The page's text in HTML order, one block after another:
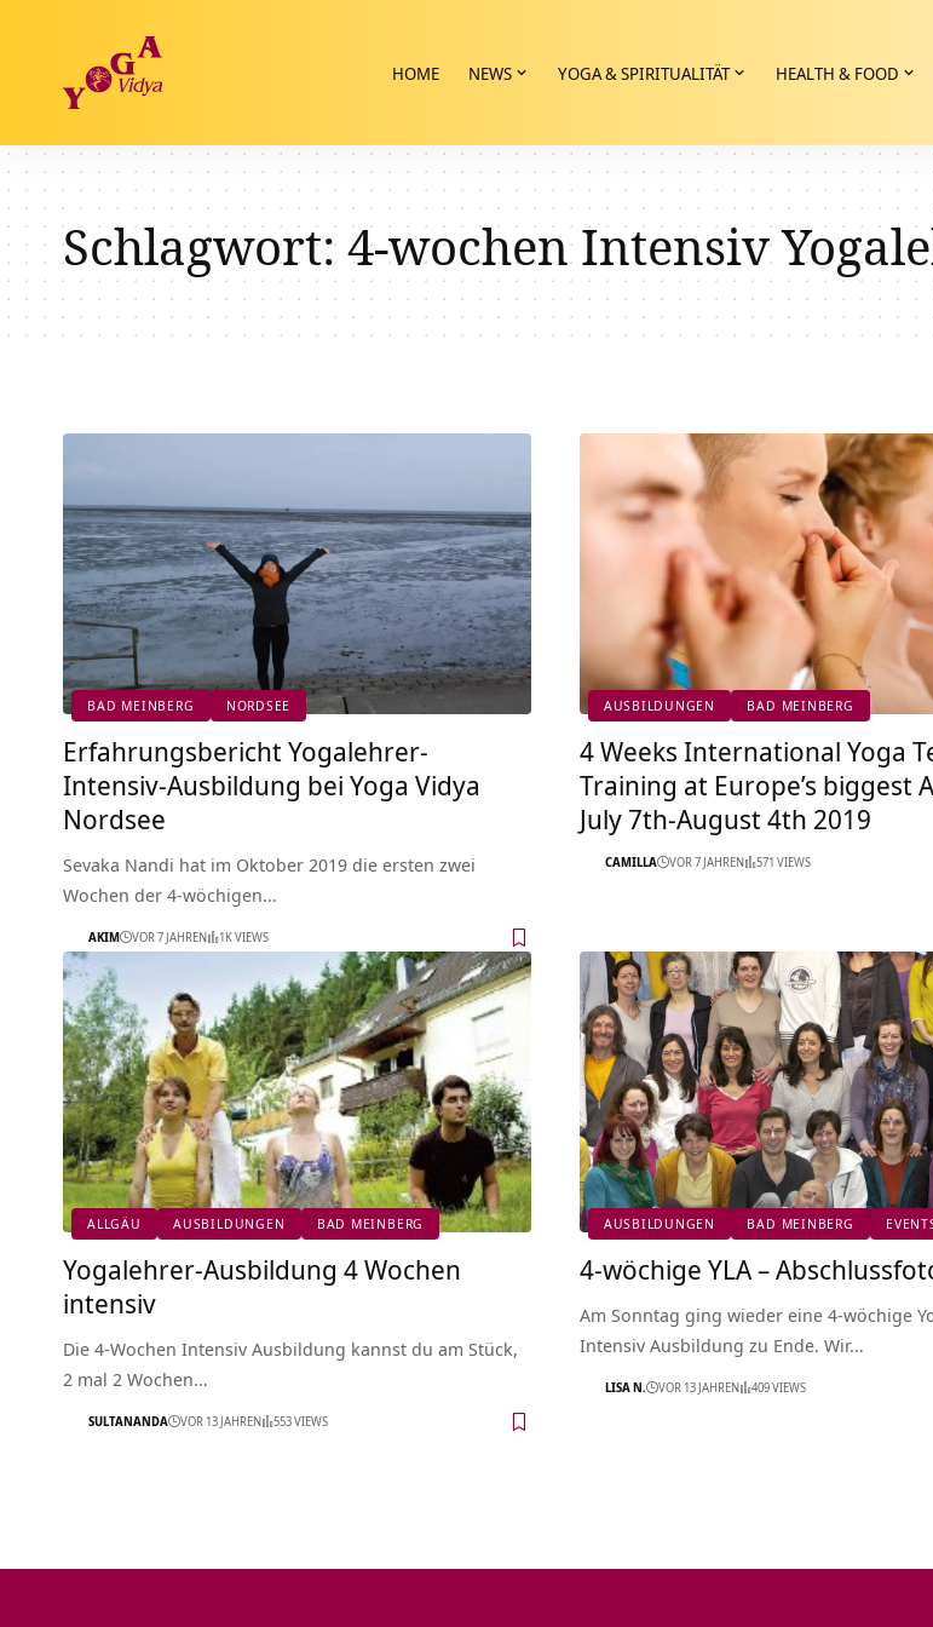
HOME NEWS YOGA & SPIRITUALITÄT HEALTH & FOOD
Schlagwort:4-wochen Intensiv
BAD MEINBERG NORDSEE
Erfahrungsbericht Yogalehrer-
Intensiv-Ausbildung bei Yoga Vidya
Nordsee
Sevaka Nandi hat im Oktober 2019 die ersten zwei
Wochen der 4-wöchigen…
AKIM VOR 7 JAHREN 1K VIEWS
AUSBILDUNGEN BAD MEINBERG
4 Weeks International Yoga
Training at Europe’s biggest
July 7th-August 4th 2019
CAMILLA VOR 7 JAHREN 571 VIEWS
ALLGÄU AUSBILDUNGEN BAD MEINBERG
Yogalehrer-Ausbildung 4 Wochen
intensiv
Die 4-Wochen Intensiv Ausbildung kannst du am Stück,
2 mal 2 Wochen…
SULTANANDA VOR 13 JAHREN 553 VIEWS
AUSBILDUNGEN BAD MEINBERG
4-wöchige YLA –
Am Sonntag ging wieder eine 4-wöchige
Intensiv Ausbildung zu Ende. Wir…
LISA N. VOR 13 JAHREN 409 VIEWS